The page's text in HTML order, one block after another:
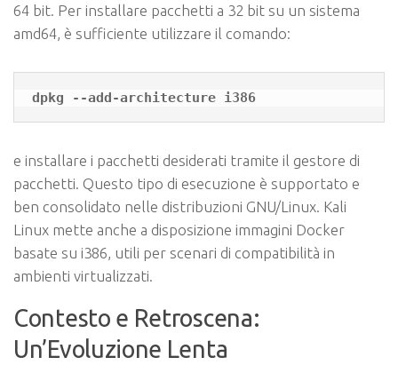
64 bit. Per installare pacchetti a 32 bit su un sistema
amd64, è sufficiente utilizzare il comando:
dpkg --add-architecture i386
e installare i pacchetti desiderati tramite il gestore di
pacchetti. Questo tipo di esecuzione è supportato e
ben consolidato nelle distribuzioni GNU/Linux. Kali
Linux mette anche a disposizione immagini Docker
basate su i386, utili per scenari di compatibilità in
ambienti virtualizzati.
Contesto e Retroscena:
Un’Evoluzione Lenta